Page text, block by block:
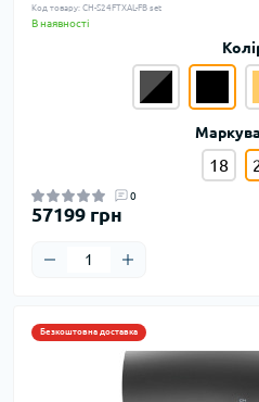
Код товару: CH-S24FTXAL-FB set
В наявності
18
0
57199 грн
Безкоштовна доставка